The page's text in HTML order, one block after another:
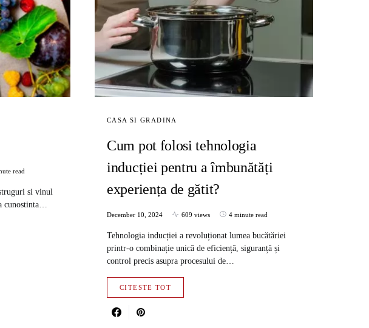
read
si vinul
cunostinta…
CASA SI GRADINA
Cum pot folosi tehnologia
inducției pentru a îmbunătăți
experiența de gătit?
December 10, 2024 609 views 4 minute read
Tehnologia inducției a revoluționat lumea bucătăriei
printr-o combinație unică de eficiență, siguranță și
control precis asupra procesului de…
CITESTE TOT